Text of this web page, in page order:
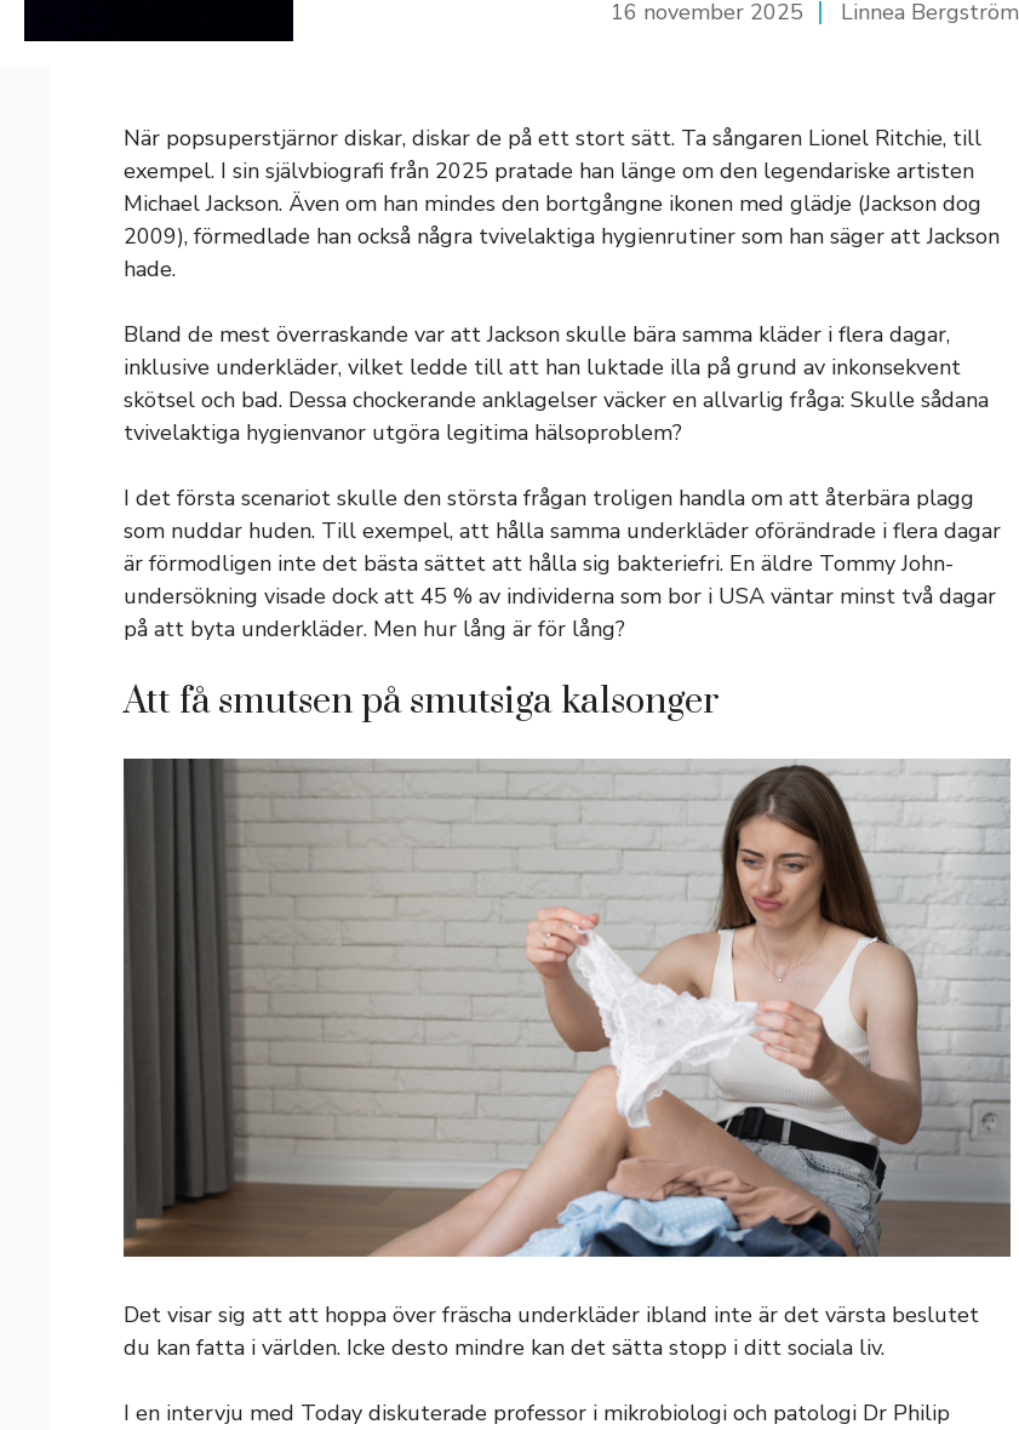
16 november 2025 Linnea Bergström
När popsuperstjärnor diskar, diskar de på ett stort sätt. Ta sångaren Lionel Ritchie, till
exempel. I sin självbiografi från 2025 pratade han länge om den legendariske artisten
Michael Jackson. Även om han mindes den bortgångne ikonen med glädje (Jackson dog
2009), förmedlade han också några tvivelaktiga hygienrutiner som han säger att Jackson
hade.
Bland de mest överraskande var att Jackson skulle bära samma kläder i flera dagar,
inklusive underkläder, vilket ledde till att han luktade illa på grund av inkonsekvent
skötsel och bad. Dessa chockerande anklagelser väcker en allvarlig fråga: Skulle sådana
tvivelaktiga hygienvanor utgöra legitima hälsoproblem?
I det första scenariot skulle den största frågan troligen handla om att återbära plagg
som nuddar huden. Till exempel, att hålla samma underkläder oförändrade i flera dagar
är förmodligen inte det bästa sättet att hålla sig bakteriefri. En äldre Tommy John-
undersökning visade dock att 45 % av individerna som bor i USA väntar minst två dagar
på att byta underkläder. Men hur lång är för lång?
Att få smutsen på smutsiga kalsonger
Det visar sig att att hoppa över fräscha underkläder ibland inte är det värsta beslutet
du kan fatta i världen. Icke desto mindre kan det sätta stopp i ditt sociala liv.
I en intervju med Today diskuterade professor i mikrobiologi och patologi Dr Philip